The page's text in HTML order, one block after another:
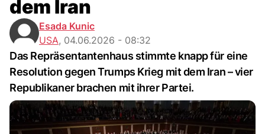
dem Iran
Esada Kunic
USA, 04.06.2026 - 08:32
Das Repräsentantenhaus stimmte knapp für eine
Resolution gegen Trumps Krieg mit dem Iran – vier
Republikaner brachen mit ihrer Partei.